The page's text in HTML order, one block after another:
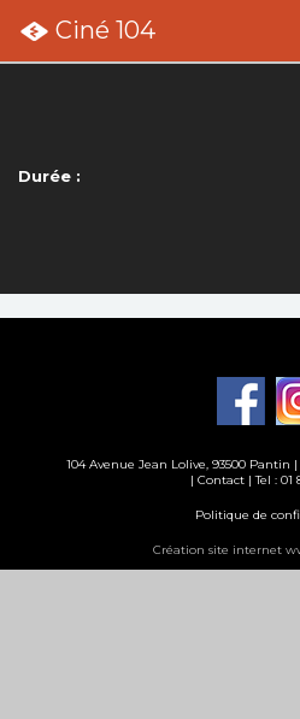
Ciné 104
Durée :
104 Avenue Jean Lolive, 93500 Pantin |
| Contact | Tel : 01
Politique de
Création site internet